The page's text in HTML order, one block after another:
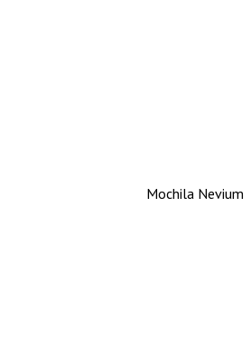
Mochila Nevium